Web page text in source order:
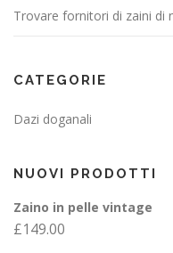
Trovare fornitori di zaini di
CATEGORIE
Dazi doganali
NUOVI PRODOTTI
Zaino in pelle vintage
£149.00